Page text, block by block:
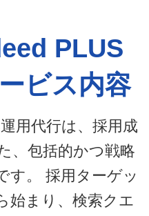
PLUS
ビス内容
用代行は、採用成
、包括的かつ戦略
す。 採用ターゲッ
始まり、検索クエ